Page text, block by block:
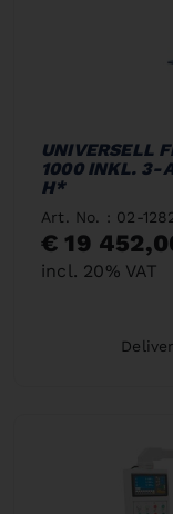
UNIVERSELL
1000 INKL. 3-
H*
Art. No. : 02-
€ 19
incl. 20% VAT